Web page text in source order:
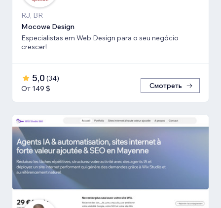
RJ, BR
Mocowe Design
Especialistas em Web Design para o seu negócio
crescer!
5,0 (34)
От 149 $
Смотреть